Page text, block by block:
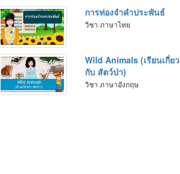
การท่องจำคำประพันธ์
วิชา ภาษาไทย
Wild Animals (เรียนเกี่ยว
กับ สัตว์ป่า)
วิชา ภาษาอังกฤษ